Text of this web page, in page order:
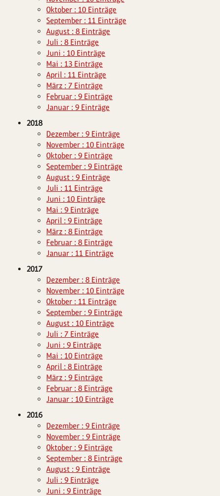
Oktober : 10 Einträge
September : 11 Einträge
August : 8 Einträge
Juli : 8 Einträge
Juni : 10 Einträge
Mai : 13 Einträge
April : 11 Einträge
März : 7 Einträge
Februar : 9 Einträge
Januar : 9 Einträge
2018
Dezember : 9 Einträge
November : 10 Einträge
Oktober : 9 Einträge
September : 9 Einträge
August : 9 Einträge
Juli : 11 Einträge
Juni : 10 Einträge
Mai : 9 Einträge
April : 9 Einträge
März : 8 Einträge
Februar : 8 Einträge
Januar : 11 Einträge
2017
Dezember : 8 Einträge
November : 10 Einträge
Oktober : 11 Einträge
September : 9 Einträge
August : 10 Einträge
Juli : 7 Einträge
Juni : 9 Einträge
Mai : 10 Einträge
April : 8 Einträge
März : 9 Einträge
Februar : 8 Einträge
Januar : 10 Einträge
2016
Dezember : 9 Einträge
November : 9 Einträge
Oktober : 9 Einträge
September : 8 Einträge
August : 9 Einträge
Juli : 9 Einträge
Juni : 9 Einträge